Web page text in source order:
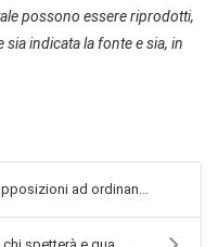
possono essere riprodotti,
indicata la fonte e sia, in
ad ordinan...